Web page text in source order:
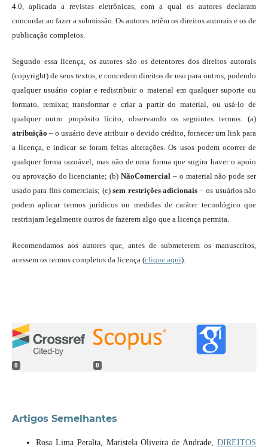
4.0, aplicada a revistas eletrônicas, com a qual os autores declaram
concordar ao fazer a submissão. Os autores retêm os direitos autorais e os de
publicação completos.
Segundo essa licença, os autores são os detentores dos direitos autorais
(copyright) de seus textos, e concedem direitos de uso para outros, podendo
qualquer usuário copiar e redistribuir o material em qualquer suporte ou
formato, remixar, transformar e criar a partir do material, ou usá-lo de
qualquer outro propósito lícito, observando os seguintes termos: (a)
atribuição – o usuário deve atribuir o devido crédito, fornecer um link para
a licença, e indicar se foram feitas alterações. Os usos podem ocorrer de
qualquer forma razoável, mas não de uma forma que sugira haver o apoio
ou aprovação do licenciante; (b)NãoComercial – o material não pode ser
usado para fins comerciais; (c)sem restrições adicionais – os usuários não
podem aplicar termos jurídicos ou medidas de caráter tecnológico que
restrinjam legalmente outros de fazerem algo que a licença permita.
Recomendamos aos autores que, antes de submeterem os manuscritos,
acessem os termos completos da licença (clique aqui).
0 0
Artigos Semelhantes
Rosa Lima Peralta, Maristela Oliveira de Andrade,DIREITOS